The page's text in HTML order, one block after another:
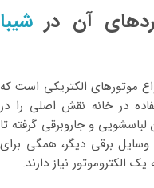
آن در شیبا
موتورهای الکتریکی است که
در خانه نقش اصلی را در
و جاروبرقی گرفته تا
برقی دیگر، همگی برای
الکتروموتور نیاز دارند.